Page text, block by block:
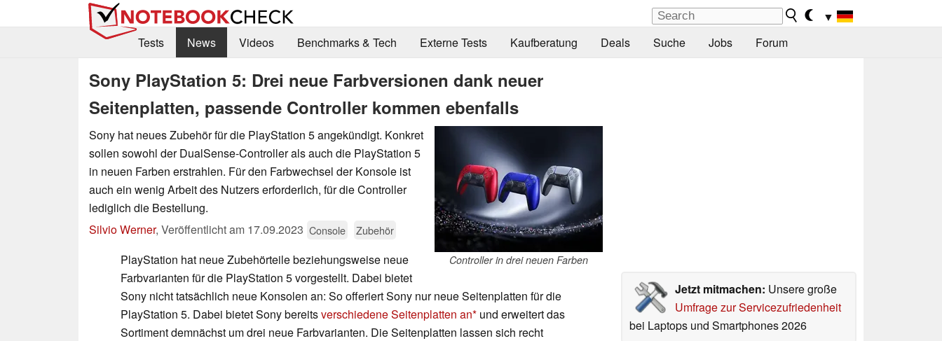
▼
Tests
News Videos Benchmarks & Tech Externe Tests Kaufberatung Deals Suche Jobs Forum
Sony PlayStation 5: Drei neue Farbversionen dank neuer
Seitenplatten, passende Controller kommen ebenfalls
Controller in drei neuen Farben
Sony hat neues Zubehör für die PlayStation 5 angekündigt. Konkret
sollen sowohl der DualSense-Controller als auch die PlayStation 5
in neuen Farben erstrahlen. Für den Farbwechsel der Konsole ist
auch ein wenig Arbeit des Nutzers erforderlich, für die Controller
lediglich die Bestellung.
Silvio Werner, Veröffentlicht am 17.09.2023 Console Zubehör
Jetzt mitmachen: Unsere große
Umfrage zur Servicezufriedenheit
bei Laptops und Smartphones 2026
PlayStation hat neue Zubehörteile beziehungsweise neue
Farbvarianten für die PlayStation 5 vorgestellt. Dabei bietet
Sony nicht tatsächlich neue Konsolen an: So offeriert Sony nur neue Seitenplatten für die
PlayStation 5. Dabei bietet Sony bereitsverschiedene Seitenplatten an und erweitert das
Sortiment demnächst um drei neue Farbvarianten. Die Seitenplatten lassen sich recht